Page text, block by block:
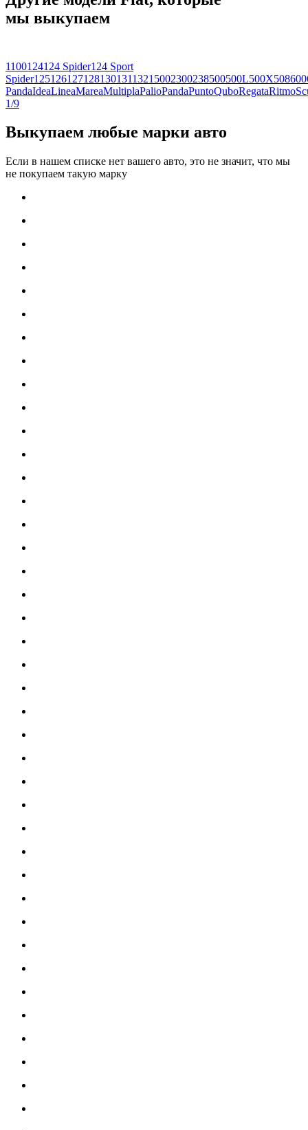
мы выкупаем
1100124124 Spider124 Sport
Spider12512612712813013113215002300238500500L500X508600
PandaIdeaLineaMareaMultiplaPalioPandaPuntoQuboRegataRitmo
1/9
Выкупаем любые марки авто
Если в нашем списке нет вашего авто, это не значит, что мы
не покупаем такую марку